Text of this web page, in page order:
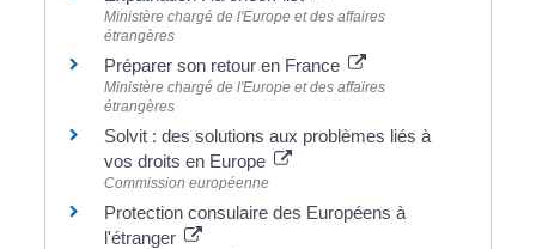
Ministère chargé de l'Europe et des affaires
étrangères
Préparer son retour en France
Ministère chargé de l'Europe et des affaires
étrangères
Solvit : des solutions aux problèmes liés à
vos droits en Europe
Commission européenne
Protection consulaire des Européens à
l'étranger